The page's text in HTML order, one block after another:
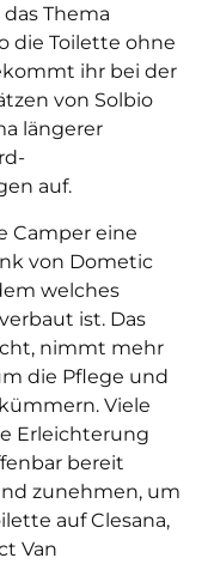
Thema
die Toilette ohne
ihr bei der
von Solbio
längerer
auf.
Camper eine
von Dometic
welches
ist. Das
nimmt mehr
die Pflege und
Viele
Erleichterung
bereit
zunehmen, um
auf Clesana,
Van